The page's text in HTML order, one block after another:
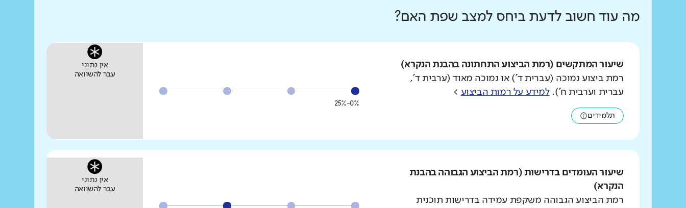
מה עוד חשוב לדעת ביחס למצב שפת האם?
שיעור המתקשים (רמת הביצוע התחתונה בהבנת הנקרא)
רמת ביצוע נמוכה (עברית ד') או נמוכה מאוד (ערבית ד',
עברית וערבית ח').למידע על רמות הביצוע >
תלמידים
0%-25%
אין נתוני
עבר להשוואה
שיעור העומדים בדרישות (רמת הביצוע הגבוהה בהבנת
הנקרא)
רמת הביצוע הגבוהה משקפת עמידה בדרישות תוכנית
אין נתוני
עבר להשוואה